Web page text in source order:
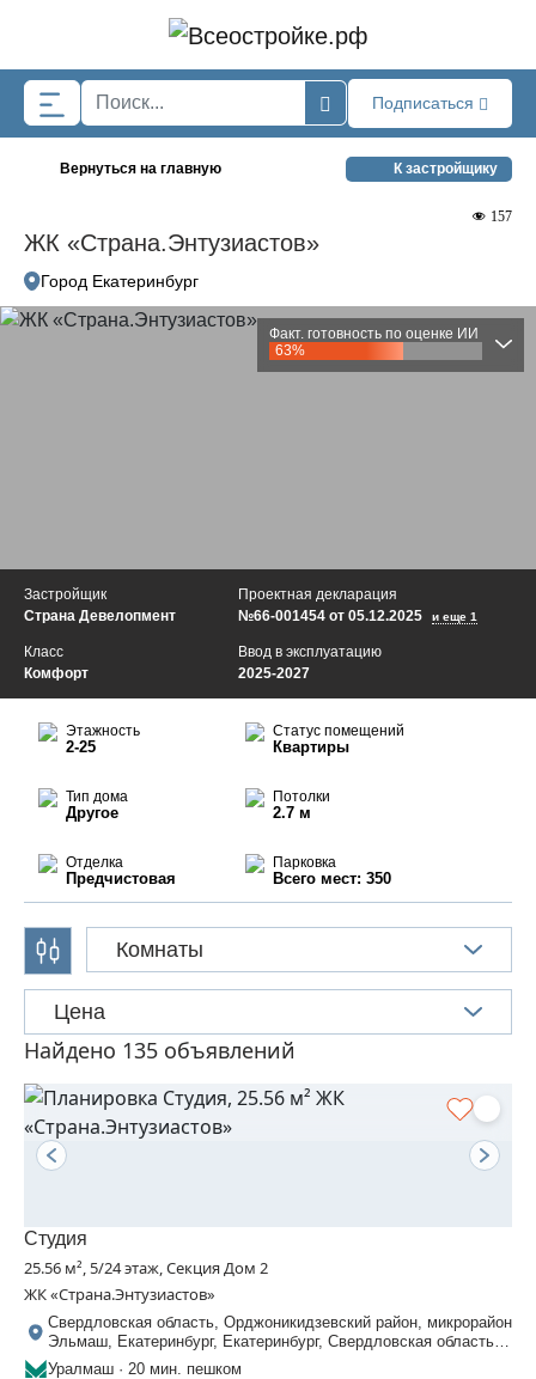
Подписаться
Вернуться на главную К застройщику
ЖК «Страна.Энтузиастов»
157
Город Екатеринбург
Факт. готовность по оценке ИИ
63%
Застройщик
Страна Девелопмент
Проектная декларация
№66-001454 от 05.12.2025
и еще 1
Ввод в эксплуатацию
2025-2027
Класс
Комфорт
Этажность
2-25
Статус помещений
Квартиры
Тип дома
Другое
Потолки
2.7 м
Отделка
Предчистовая
Парковка
Всего мест: 350
Комнаты
Цена
Найдено 135 объявлений
Студия
25.56 м², 5/24 этаж, Секция Дом 2
ЖК «Страна.Энтузиастов»
Свердловская область, Орджоникидзевский район, микрорайон
Эльмаш, Екатеринбург, Екатеринбург, Свердловская область,
Шефская, 30
Уралмаш · 20 мин. пешком